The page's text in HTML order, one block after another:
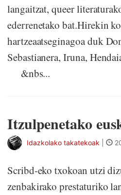
langaitzat, queer
ederrenetako bat.Hirekin
hartzeaatseginagoa duk
Sebastianera, Iruna,
&nbs...
Itzulpenetako
Idazkolako takatekoak
Scribd-eko txokoan utzi
zenbakirako prestaturiko